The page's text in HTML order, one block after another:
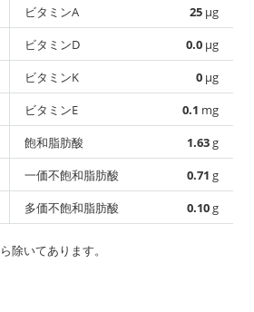
ビタミンA
25 µg
ビタミンD
0.0 µg
ビタミンK
0 µg
ビタミンE
0.1 mg
飽和脂肪酸
1.63g
一価不飽和脂肪酸
0.71 g
多価不飽和脂肪酸
0.10g
除いてあります。